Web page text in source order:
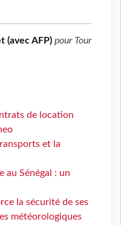
(avec AFP) pour Tour
de location
et la
au Sénégal : un
la sécurité de ses
météorologiques